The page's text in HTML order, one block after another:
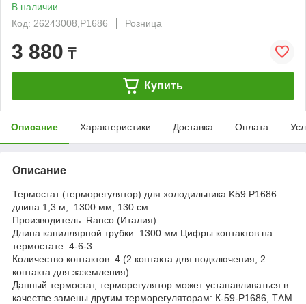
В наличии
Код: 26243008,P1686
Розница
3 880 ₸
Купить
Описание Характеристики Доставка Оплата
Описание
Термостат (терморегулятор) для холодильника K59 P1686
длина 1,3 м, 1300 мм, 130 см
Производитель: Ranco (Италия)
Длина капиллярной трубки: 1300 мм Цифры контактов на
термостате: 4-6-3
Количество контактов: 4 (2 контакта для подключения, 2
контакта для заземления)
Данный термостат, терморегулятор может устанавливаться в
качестве замены другим терморегуляторам: К-59-P1686, ТАМ